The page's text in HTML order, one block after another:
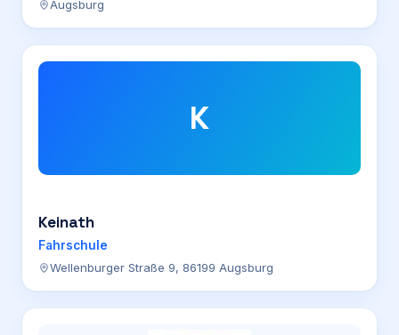
Augsburg
K
Keinath
Fahrschule
Wellenburger Straße 9, 86199 Augsburg